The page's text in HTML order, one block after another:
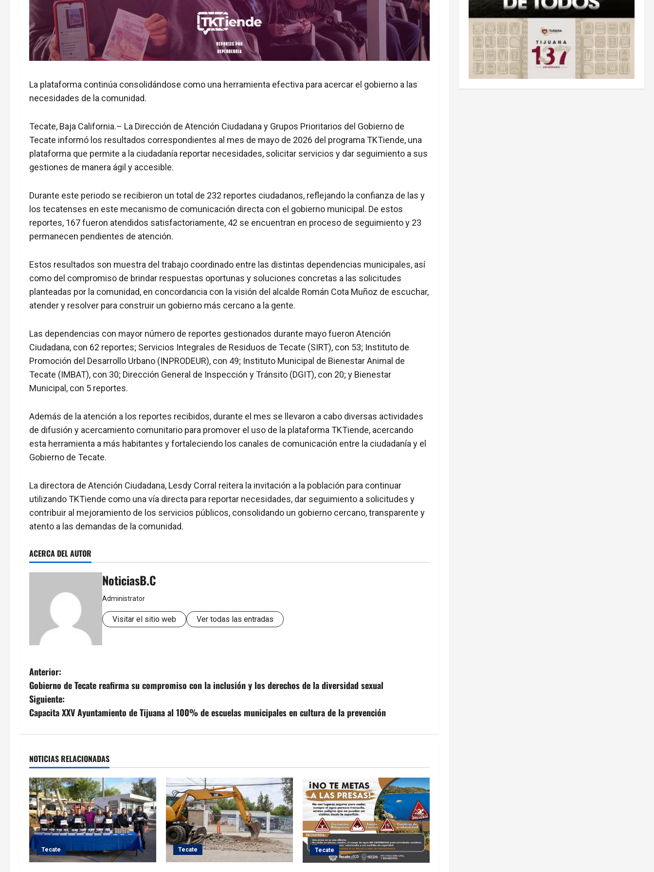
La plataforma continúa consolidándose como una herramienta efectiva para acercar el gobierno a las
necesidades de la comunidad.
Tecate, Baja California.– La Dirección de Atención Ciudadana y Grupos Prioritarios del Gobierno de
Tecate informó los resultados correspondientes al mes de mayo de 2026 del programa TKTiende, una
plataforma que permite a la ciudadanía reportar necesidades, solicitar servicios y dar seguimiento a sus
gestiones de manera ágil y accesible.
Durante este periodo se recibieron un total de 232 reportes ciudadanos, reflejando la confianza de las y
los tecatenses en este mecanismo de comunicación directa con el gobierno municipal. De estos
reportes, 167 fueron atendidos satisfactoriamente, 42 se encuentran en proceso de seguimiento y 23
permanecen pendientes de atención.
Estos resultados son muestra del trabajo coordinado entre las distintas dependencias municipales, así
como del compromiso de brindar respuestas oportunas y soluciones concretas a las solicitudes
planteadas por la comunidad, en concordancia con la visión del alcalde Román Cota Muñoz de escuchar,
atender y resolver para construir un gobierno más cercano a la gente.
Las dependencias con mayor número de reportes gestionados durante mayo fueron Atención
Ciudadana, con 62 reportes; Servicios Integrales de Residuos de Tecate (SIRT), con 53; Instituto de
Promoción del Desarrollo Urbano (INPRODEUR), con 49; Instituto Municipal de Bienestar Animal de
Tecate (IMBAT), con 30; Dirección General de Inspección y Tránsito (DGIT), con 20; y Bienestar
Municipal, con 5 reportes.
Además de la atención a los reportes recibidos, durante el mes se llevaron a cabo diversas actividades
de difusión y acercamiento comunitario para promover el uso de la plataforma TKTiende, acercando
esta herramienta a más habitantes y fortaleciendo los canales de comunicación entre la ciudadanía y el
Gobierno de Tecate.
La directora de Atención Ciudadana, Lesdy Corral reitera la invitación a la población para continuar
utilizando TKTiende como una vía directa para reportar necesidades, dar seguimiento a solicitudes y
contribuir al mejoramiento de los servicios públicos, consolidando un gobierno cercano, transparente y
atento a las demandas de la comunidad.
ACERCA DEL AUTOR
NoticiasB.C
Administrator
Visitar el sitio web Ver todas las entradas
N
a
v
g
a
c
i
ó
n
Anterior:
Gobierno de Tecate reafirma su compromiso con la inclusión y los derechos de la diversidad sexual
Siguiente:
Capacita XXV Ayuntamiento de Tijuana al 100% de escuelas municipales en cultura de la prevención
NOTICIAS RELACIONADAS
Tecate Tecate Tecate